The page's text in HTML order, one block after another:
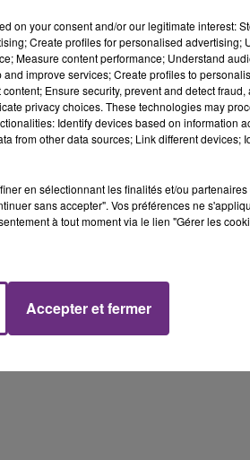
TRAVAIL RAPPELLE À
CONDITIONS DE...
de début des vendange
plus précoce que prévu,
en profite pour rappeler
FM
on your consent and/or our legitimate interest:
Create profiles for personalised advertising;
Measure content performance; Understand
improve services; Create profiles to
Ensure security, prevent and detect fraud,
privacy choices. These technologies may
Identify devices based on information
from other data sources; Link different devices;
en sélectionnant les finalités et/ou
sans accepter". Vos préférences ne
à tout moment via le lien "Gérer les
Accepter et fermer